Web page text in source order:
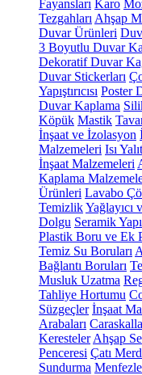
Fayansları Karo
Tezgahları Ahşap
Duvar Ürünleri
3 Boyutlu Duvar
Dekoratif Duvar
Duvar Stickerları
Yapıştırıcısı Poster
Duvar Kaplama
Köpük Mastik
İnşaat ve İzolasyon
Malzemeleri Isı
İnşaat Malzemeleri
Kaplama
Ürünleri Lavabo
TemizlikYağlayıcı
Dolgu Seramik
Plastik Boru ve Ek
Temiz Su Boruları
Bağlantı Boruları
Musluk Uzatma
Tahliye Hortumu
Süzgeçler İnşaat
Arabaları
Keresteler Ahşap
Penceresi Çatı
Sundurma